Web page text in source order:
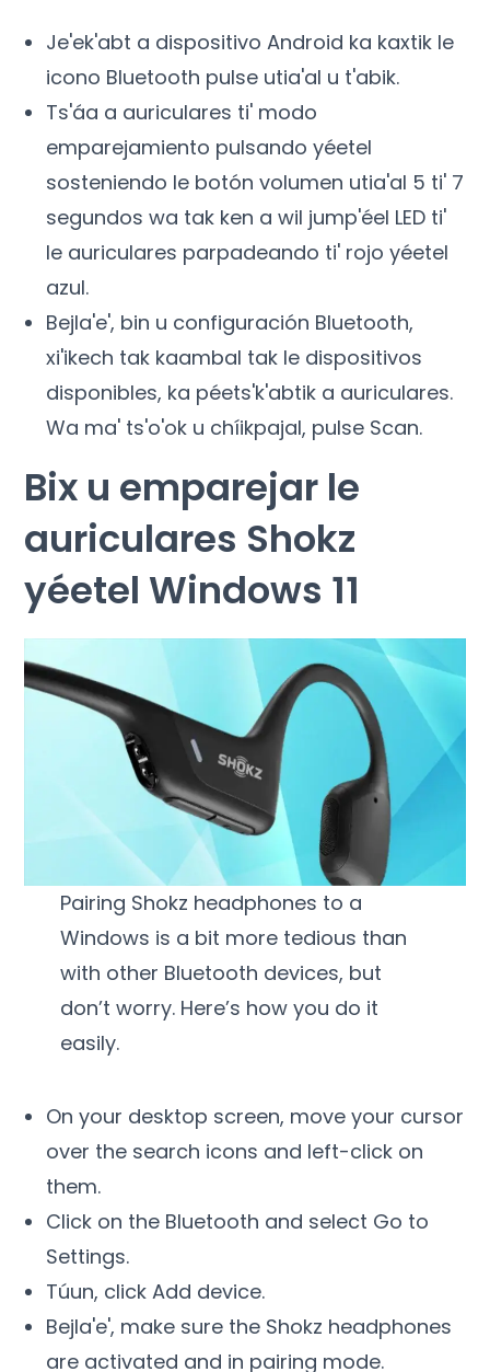
Je'ek'abt a dispositivo Android ka kaxtik le
icono Bluetooth pulse utia'al u t'abik.
Ts'áa a auriculares ti' modo
emparejamiento pulsando yéetel
sosteniendo le botón volumen utia'al 5 ti' 7
segundos wa tak ken a wil jump'éel LED ti'
le auriculares parpadeando ti' rojo yéetel
azul.
Bejla'e', bin u configuración Bluetooth,
xi'ikech tak kaambal tak le dispositivos
disponibles, ka péets'k'abtik a auriculares.
Wa ma' ts'o'ok u chíikpajal, pulse Scan.
Bix u emparejar le
auriculares Shokz
yéetel Windows 11
Pairing Shokz headphones to a
Windows is a bit more tedious than
with other Bluetooth devices, but
don’t worry. Here’s how you do it
easily.
On your desktop screen, move your cursor
over the search icons and left-click on
them.
Click on the Bluetooth and select Go to
Settings.
Túun, click Add device.
Bejla'e', make sure the Shokz headphones
are activated and in pairing mode.